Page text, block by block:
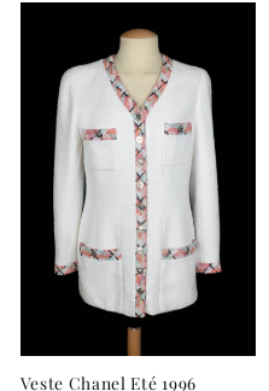
Veste Chanel Eté 1996